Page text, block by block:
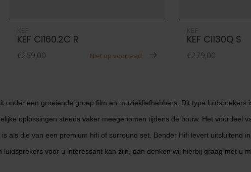
KEF
KEF Ci160.2C R
€259,00 Niet op voorraad
KEF
KEF Ci130Q S
€279,00
onder een groeiende groep film en muziekliefhebbers. Dit type
oplossingen steeds vaker meegenomen tijdens de bouw. Het voordeel
als die van een premium hifi of surround set. Bender Hifi levert uitsluitend
voor u interessant kan zijn, dan denken wij hierbij graag met u